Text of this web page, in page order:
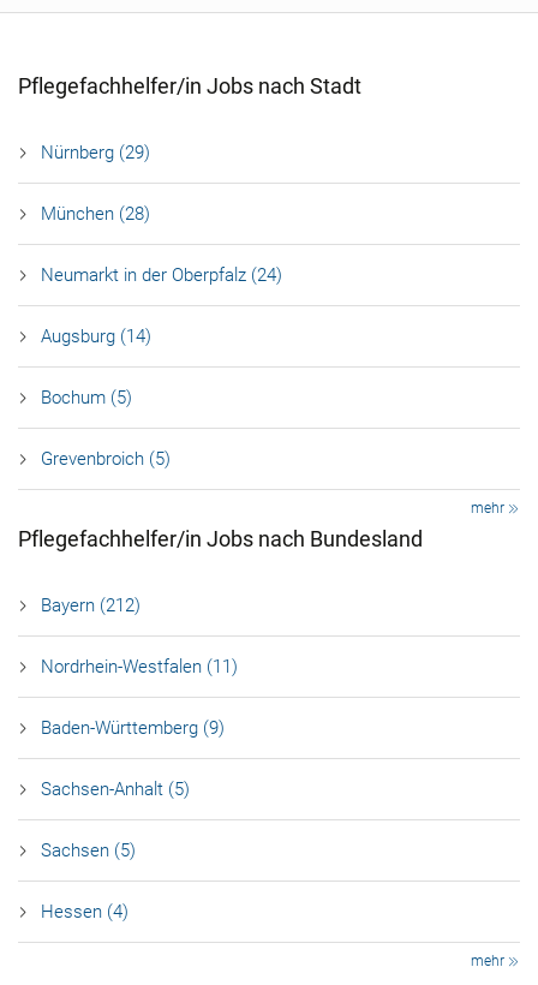
Pflegefachhelfer/in Jobs nach Stadt
Nürnberg (29)
München (28)
Neumarkt in der Oberpfalz (24)
Augsburg (14)
Bochum (5)
Grevenbroich (5)
mehr
Pflegefachhelfer/in Jobs nach Bundesland
Bayern (212)
Nordrhein-Westfalen (11)
Baden-Württemberg (9)
Sachsen-Anhalt (5)
Sachsen (5)
Hessen (4)
mehr